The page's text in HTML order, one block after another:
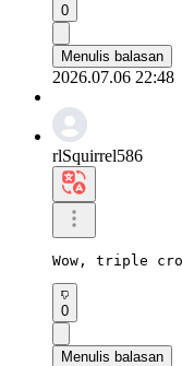
0
Menulis balasan
2026.07.06 22:48
rlSquirrel586
Wow, triple
0
Menulis balasan